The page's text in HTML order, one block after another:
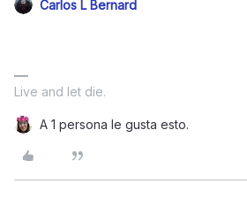
Carlos L Bernard
Live and let die.
A 1 persona le gusta esto.